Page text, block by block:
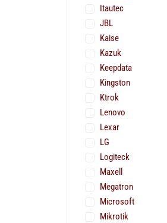
Itautec
JBL
Kaise
Kazuk
Keepdata
Kingston
Ktrok
Lenovo
Lexar
LG
Logiteck
Maxell
Megatron
Microsoft
Mikrotik